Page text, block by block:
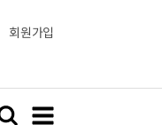
회원가입